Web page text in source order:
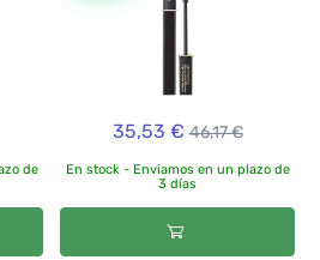
de
35,53 € 46,17 €
En stock - Enviamos en un plazo de
3 días